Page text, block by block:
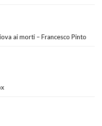
ai morti – Francesco Pinto